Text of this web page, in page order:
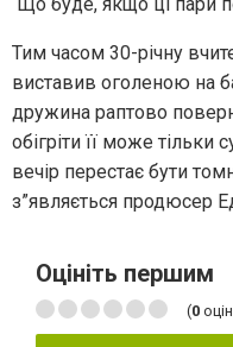
Тим часом 30-річну
виставив оголеною на
дружина раптово
обігріти її може тільки
вечір перестає бути
з”являється продюсер
Оцініть першим
(0